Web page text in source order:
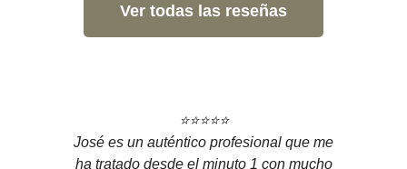
Ver todas las reseñas
⭐⭐⭐⭐⭐
José es un auténtico profesional que me
ha tratado desde el minuto 1 con mucho